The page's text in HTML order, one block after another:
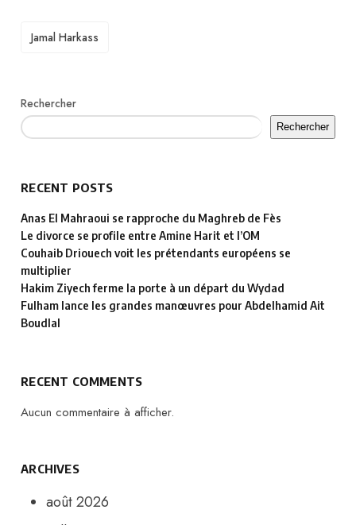
Jamal Harkass
Rechercher
Rechercher
RECENT POSTS
Anas El Mahraoui se rapproche du Maghreb de Fès
Le divorce se profile entre Amine Harit et l’OM
Couhaib Driouech voit les prétendants européens se
multiplier
Hakim Ziyech ferme la porte à un départ du Wydad
Fulham lance les grandes manœuvres pour Abdelhamid Ait
Boudlal
RECENT COMMENTS
Aucun commentaire à afficher.
ARCHIVES
août 2026